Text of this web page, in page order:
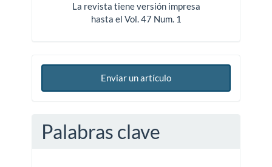
La revista tiene versión impresa
hasta el Vol. 47 Num. 1
Enviar un artículo
Palabras clave